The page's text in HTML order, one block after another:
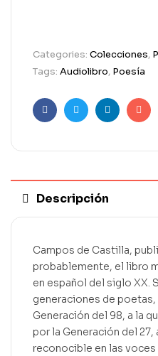
Categories: Colecciones,
Tags: Audiolibro, Poesía
FacebookTwitterLinkedinEmail
Descripción
Campos de Castilla,
probablemente, el libro
en español del siglo XX.
generaciones de
Generación del 98, a la
por la Generación del 27,
reconocible en las